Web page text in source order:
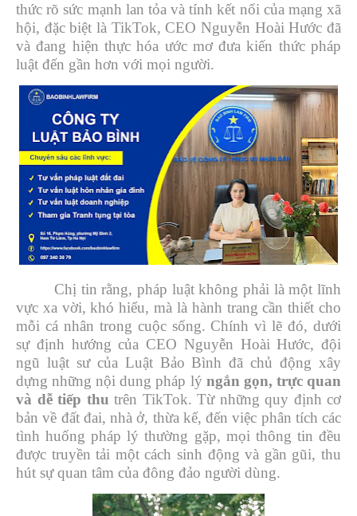
thức rõ sức mạnh lan tỏa và tính kết nối của mạng xã
hội, đặc biệt là TikTok, CEO Nguyễn Hoài Hước đã
và đang hiện thực hóa ước mơ đưa kiến thức pháp
luật đến gần hơn với mọi người.
Chị tin rằng, pháp luật không phải là một lĩnh
vực xa vời, khó hiểu, mà là hành trang cần thiết cho
mỗi cá nhân trong cuộc sống. Chính vì lẽ đó, dưới
sự định hướng của CEO Nguyễn Hoài Hước, đội
ngũ luật sư của Luật Bảo Bình đã chủ động xây
dựng những nội dung pháp lý ngắn gọn, trực quan
và dễ tiếp thu trên TikTok. Từ những quy định cơ
bản về đất đai, nhà ở, thừa kế, đến việc phân tích các
tình huống pháp lý thường gặp, mọi thông tin đều
được truyền tải một cách sinh động và gần gũi, thu
hút sự quan tâm của đông đảo người dùng.